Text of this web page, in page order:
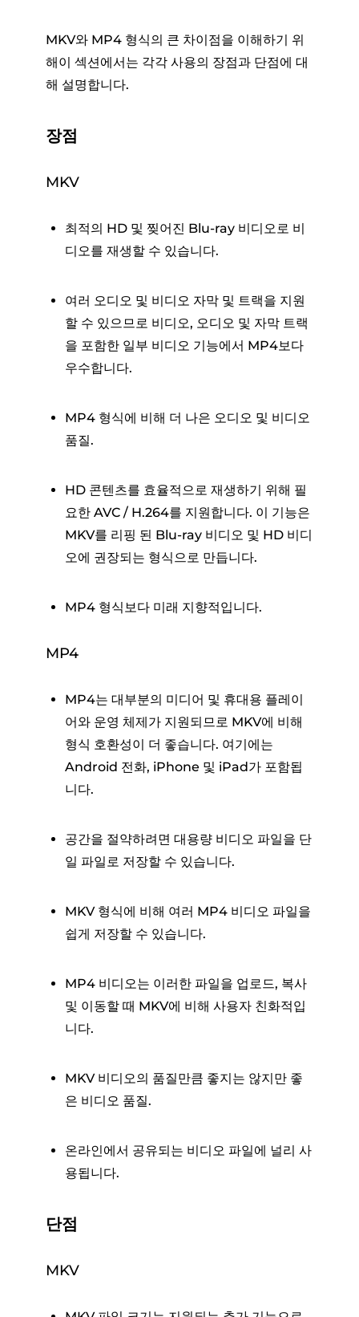
MKV와 MP4 형식의 큰 차이점을 이해하기 위
해이 섹션에서는 각각 사용의 장점과 단점에 대
해 설명합니다.
장점
MKV
최적의 HD 및 찢어진 Blu-ray 비디오로 비
디오를 재생할 수 있습니다.
여러 오디오 및 비디오 자막 및 트랙을 지원
할 수 있으므로 비디오, 오디오 및 자막 트랙
을 포함한 일부 비디오 기능에서 MP4보다
우수합니다.
MP4 형식에 비해 더 나은 오디오 및 비디오
품질.
HD 콘텐츠를 효율적으로 재생하기 위해 필
요한 AVC / H.264를 지원합니다. 이 기능은
MKV를 리핑 된 Blu-ray 비디오 및 HD 비디
오에 권장되는 형식으로 만듭니다.
MP4 형식보다 미래 지향적입니다.
MP4
MP4는 대부분의 미디어 및 휴대용 플레이
어와 운영 체제가 지원되므로 MKV에 비해
형식 호환성이 더 좋습니다. 여기에는
Android 전화, iPhone 및 iPad가 포함됩
니다.
공간을 절약하려면 대용량 비디오 파일을 단
일 파일로 저장할 수 있습니다.
MKV 형식에 비해 여러 MP4 비디오 파일을
쉽게 저장할 수 있습니다.
MP4 비디오는 이러한 파일을 업로드, 복사
및 이동할 때 MKV에 비해 사용자 친화적입
니다.
MKV 비디오의 품질만큼 좋지는 않지만 좋
은 비디오 품질.
온라인에서 공유되는 비디오 파일에 널리 사
용됩니다.
단점
MKV